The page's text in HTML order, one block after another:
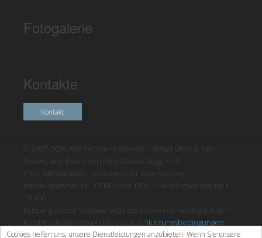
Fotogalerie
Kontakte
Kontakt
© 2007-2026 Alle Rechte reserviert. - Virtual Uffizi & Italy
Tickets sind Besitz von New Globus Viaggi s.r.l.
P.IVA 04690350485 - Erlaubnis der italienischen
Handelskammer Nr. 470865 seit 1996. - Gesellschaftskapital €
10.400
Nutzung dieser Website setzt die Übereinstimmung mit den
Richtlinien von Virtual Uffizi voraus. Nutzungsbedingungen
Datenschutzrichtlinien
Cookies helfen uns, unsere Dienstleistungen anzubieten. Wenn Sie unsere